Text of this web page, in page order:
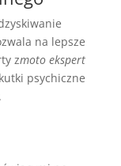
na lepsze
zmoto ekspert
psychiczne